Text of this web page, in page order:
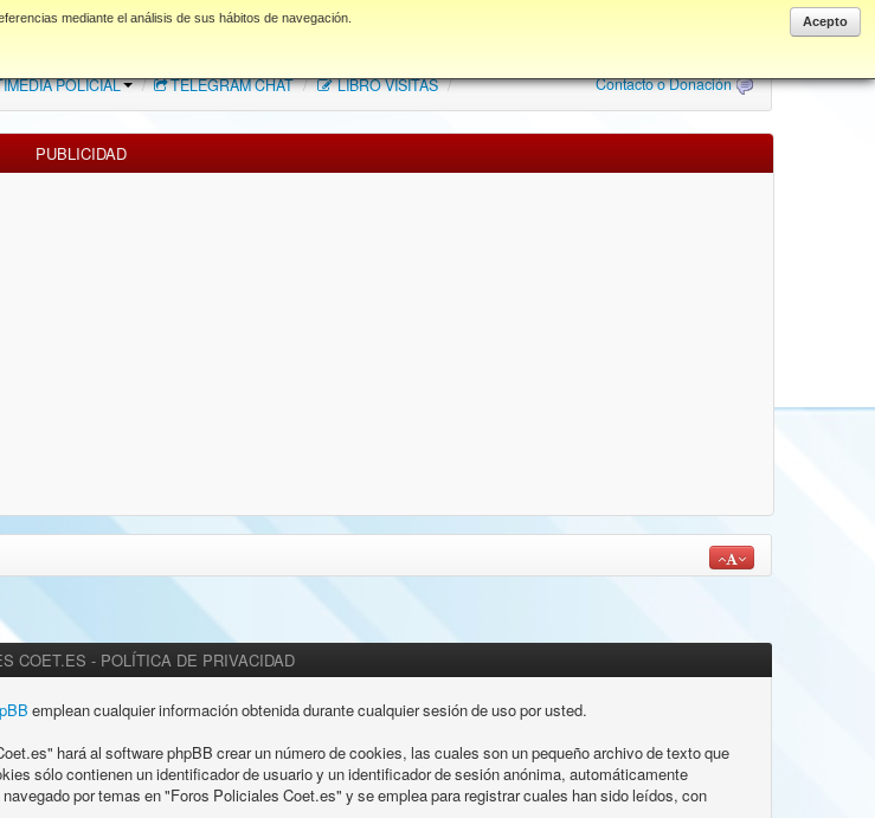
Acepto
mediante el análisis de sus hábitos de navegación.
Descargas
POLICIAL / TELEGRAM CHAT / LIBRO VISITAS / Contacto o Donación
PUBLICIDAD
COET.ES - POLÍTICA DE PRIVACIDAD
emplean cualquier información obtenida durante cualquier sesión de uso por usted.
hará al software phpBB crear un número de cookies, las cuales son un pequeño archivo de texto que
sólo contienen un identificador de usuario y un identificador de sesión anónima, automáticamente
por temas en "Foros Policiales Coet.es" y se emplea para registrar cuales han sido leídos, con